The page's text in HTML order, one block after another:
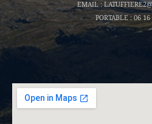
EMAIL :
PORTABLE : 06